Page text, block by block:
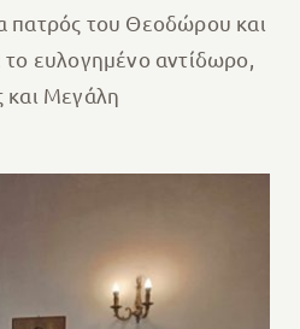
πατρός του Θεοδώρου και
ευλογημένο αντίδωρο,
και Μεγάλη